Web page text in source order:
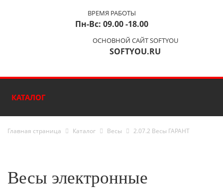
ВРЕМЯ РАБОТЫ
Пн-Вс: 09.00 -18.00
ОСНОВНОЙ САЙТ SOFTYOU
SOFTYOU.RU
КАТАЛОГ
Главная страница Каталог Весы 2.07.2 Весы ГАРАНТ
Весы электронные